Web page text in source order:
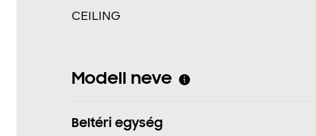
CEILING
Modell neve
Beltéri egység